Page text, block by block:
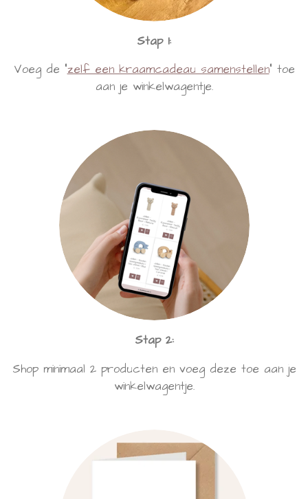
Stap 1:
Voeg de "zelf een kraamcadeau samenstellen" toe
aan je winkelwagentje.
Stap 2:
Shop minimaal 2 producten en voeg deze toe aan je
winkelwagentje.